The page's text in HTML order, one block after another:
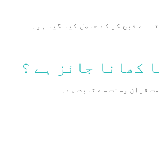
سے ذبح کر کے حاصل کیا گیا ہو۔
کھانا جائز ہے ؟
قرآن وسنت سے ثابت ہے۔